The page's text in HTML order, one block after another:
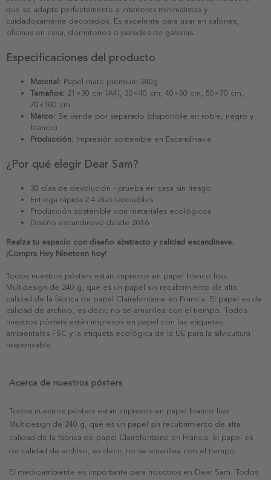
que se adapta perfectamente a interiores minimalistas y
cuidadosamente decorados. Es excelente para usar en salones,
oficinas en casa, dormitorios o paredes de galerías.
Especificaciones del producto
Material: Papel mate premium 240g
Tamaños: 21×30 cm (A4), 30×40 cm, 40×50 cm, 50×70 cm,
70×100 cm
Marco: Se vende por separado (disponible en roble, negro y
blanco)
Producción: Impresión sostenible en Escandinavia
¿Por qué elegir Dear Sam?
30 días de devolución - prueba en casa sin riesgo
Entrega rápida 2-4 días laborables
Producción sostenible con materiales ecológicos
Diseño escandinavo desde 2016
Realza tu espacio con diseño abstracto y calidad escandinava.
¡Compra Hey Nineteen hoy!
Todos nuestros pósters están impresos en papel blanco liso
Multidesign de 240 g, que es un papel sin recubrimiento de alta
calidad de la fábrica de papel Clairefontaine en Francia. El papel es de
calidad de archivo, es decir, no se amarillea con el tiempo. Todos
nuestros pósters están impresos en papel con las etiquetas
ambientales FSC y la etiqueta ecológica de la UE para la silvicultura
responsable.
Acerca de nuestros pósters
Todos nuestros pósters están impresos en papel blanco liso
Multidesign de 240 g, que es un papel sin recubrimiento de alta
calidad de la fábrica de papel Clairefontaine en Francia. El papel es
de calidad de archivo, es decir, no se amarillea con el tiempo.
El medioambiente es importante para nosotros en Dear Sam. Todos